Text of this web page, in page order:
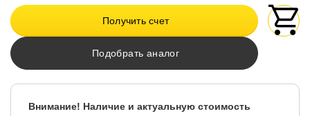
Получить счет
Подобрать аналог
Внимание! Наличие и актуальную стоимость